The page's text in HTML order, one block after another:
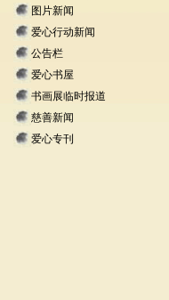
图片新闻
爱心行动新闻
公告栏
爱心书屋
书画展临时报道
慈善新闻
爱心专刊